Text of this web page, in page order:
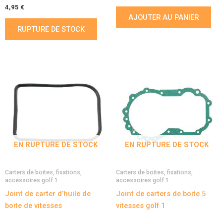
4,95 €
RUPTURE DE STOCK
AJOUTER AU PANIER
EN RUPTURE DE STOCK
Carters de boites, fixations,
accessoires golf 1
Joint de carter d’huile de
boite de vitesses
EN RUPTURE DE STOCK
Carters de boites, fixations,
accessoires golf 1
Joint de carters de boite 5
vitesses golf 1